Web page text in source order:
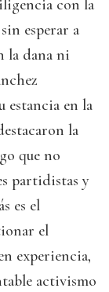
con la
esperar a
la dana ni
estancia en la
la
que no
partidistas y
es el
el
experiencia,
activismo